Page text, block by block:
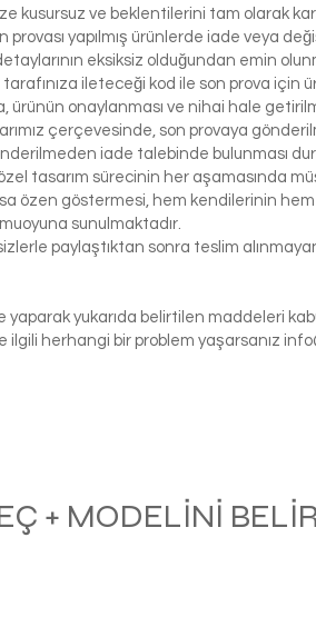
kusursuz ve beklentilerini tam olarak
yapılmış ürünlerde iade veya
eksiksiz olduğundan emin
ileteceği kod ile son prova için
ürünün onaylanması ve nihai hale
çerçevesinde, son provaya
iade talebinde bulunması
tasarım sürecinin her aşamasında
özen göstermesi, hem kendilerinin hem
sunulmaktadır.
paylaştıktan sonra teslim
yaparak yukarıda belirtilen maddeleri
ilgili herhangi bir problem yaşarsanız
+ MODELİNİ